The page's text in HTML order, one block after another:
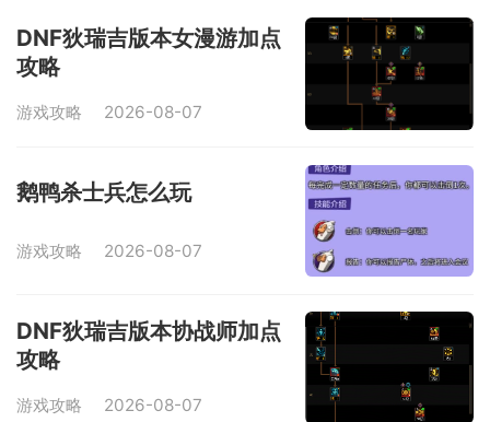
DNF狄瑞吉版本女漫游加点
攻略
游戏攻略 2026-08-07
鹅鸭杀士兵怎么玩
游戏攻略 2026-08-07
DNF狄瑞吉版本协战师加点
攻略
游戏攻略 2026-08-07